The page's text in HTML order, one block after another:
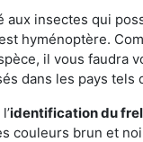
aux insectes qui
hyménoptère.
il vous faudra
dans les pays tels
identification du
couleurs brun et